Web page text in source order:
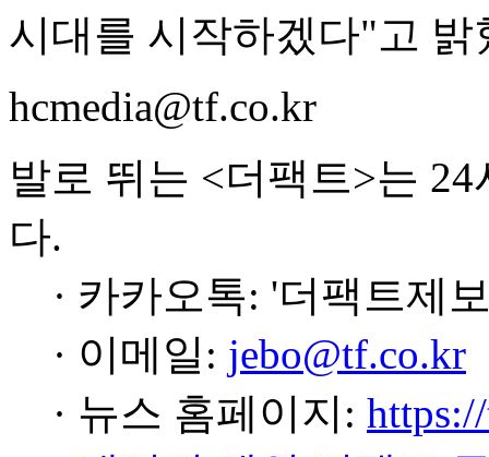
시대를 시작하겠다"고 밝
hcmedia@tf.co.kr
발로 뛰는 <더팩트>는
다.
· 카카오톡: '더팩트제
· 이메일: jebo@tf.co.kr
· 뉴스 홈페이지: